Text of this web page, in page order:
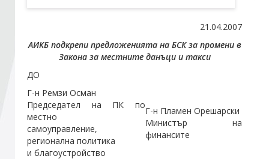
Стани член
21.04.2007
АИКБ подкрепи предложенията на БСК за промени в
Закона за местните данъци и такси
ДО
Г-н Ремзи Осман
Председател на ПК по
местно
самоуправление,
регионална политика
и благоустройство
Г-н Пламен Орешарски
Министър на
финансите